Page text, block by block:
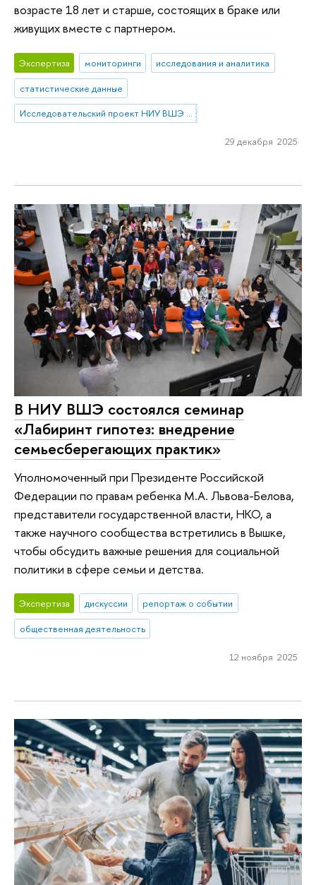
возрасте 18 лет и старше, состоящих в браке или
живущих вместе с партнером.
Экспертиза мониторинги
исследования и аналитика
статистические данные
Исследовательский проект НИУ ВШЭ «Экономическое поведение домашних хозяйств»
29 декабря 2025
В НИУ ВШЭ состоялся семинар
«Лабиринт гипотез: внедрение
семьесберегающих практик»
Уполномоченный при Президенте Российской
Федерации по правам ребенка М.А. Львова-Белова,
представители государственной власти, НКО, а
также научного сообщества встретились в Вышке,
чтобы обсудить важные решения для социальной
политики в сфере семьи и детства.
Экспертиза дискуссии
репортаж о событии
общественная деятельность
12 ноября 2025